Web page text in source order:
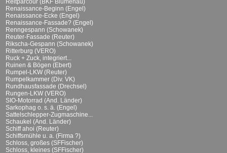
Reitparcour (BKF Blumenau)
Renaissance-Beginn (Engel)
Renaissance-Ecke (Engel)
Renaissance-Fassade? (Engel)
Renngespann (Schowanek)
Reuter-Fassade (Reuter)
Rikscha-Gespann (Schowanek)
Ritterburg (VERO)
Ruck + Zuck, integriert...
Ruinen & Bögen (Ebert)
Rumpel-LKW (Reuter)
Rumpelkammer (Div. VK)
Rundhausfassade (Drechsel)
Rungen-LKW (VERO)
SIO-Motorrad (And. Länder)
Sarkophag o. s. ä. (Engel)
Sattelschlepper-Zugmaschine...
Schaukel (And. Länder)
Schiff ahoi (Reuter)
Schiffsmühle u. a. (Firma ?)
Schloss, großes (SFFischer)
Schloss, kleines (SFFischer)